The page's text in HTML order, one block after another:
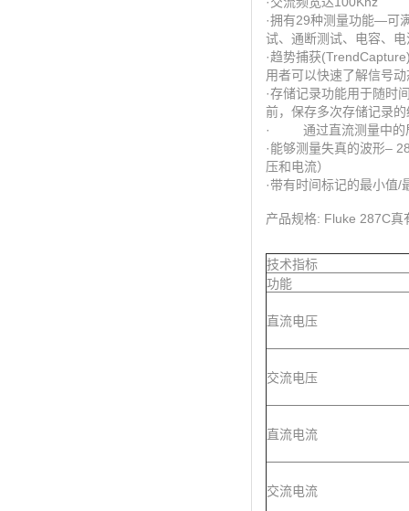
·拥有29种测量功能—可
试、通断测试、电容、
·趋势捕获
用者可以快速了解信号
·存储记录功能用于随时
前，保存多次存储记录
· 通过直流测量中的居
·能够测量失真的波形–
压和电流）
·带有时间标记的最小值
产品规格: Fluke 287C真
技术指标
功能
直流电压
交流电压
直流电流
交流电流